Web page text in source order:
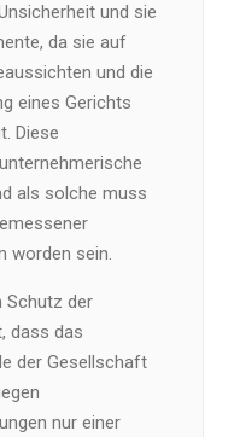
und sie
da sie auf
und die
eines Gerichts
Diese
als solche muss
worden sein.
Schutz der
dass das
der Gesellschaft
nur einer